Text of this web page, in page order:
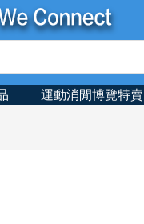
運動消閒博覽特賣